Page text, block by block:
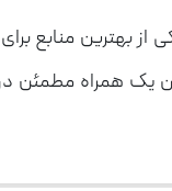
از بهترین منابع
یک همراه مطمئن